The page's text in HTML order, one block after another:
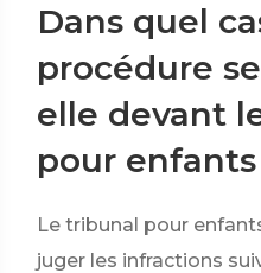
Dans quel
procédure
elle devant
pour enfants
Le tribunal pour
juger les infractions